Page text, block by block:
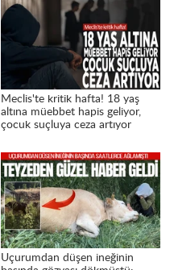
Meclis'te kritik hafta! 18 yaş
altına müebbet hapis geliyor,
çocuk suçluya ceza artıyor
Uçurumdan düşen ineğinin